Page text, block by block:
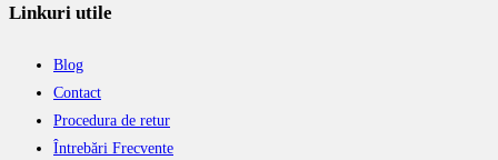
Linkuri utile
Blog
Contact
Procedura de retur
Întrebări Frecvente